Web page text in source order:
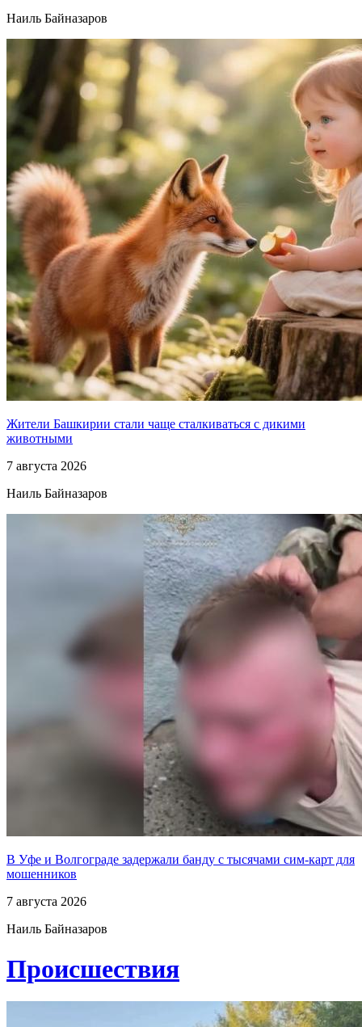
Наиль Байназаров
Жители Башкирии стали чаще сталкиваться с дикими
животными
7 августа 2026
Наиль Байназаров
В Уфе и Волгограде задержали банду с тысячами сим-карт для
мошенников
7 августа 2026
Наиль Байназаров
Проиcшествия